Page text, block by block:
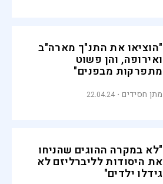
"הוציאו את התנ"ך מארה"ב
ואירופה, והן פשוט
מתפרקות מבפנים"
מתן חסידים 22.04.24
"לא במקרה ההוגים שהניחו
את היסודות לליברליזם לא
גידלו ילדים"